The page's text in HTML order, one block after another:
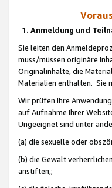
1. Anmeldung und
Sie leiten den
muss/müssen originäre
Originalinhalte, die
Materialien enthalten. Sie
Wir prüfen Ihre
auf Aufnahme Ihrer
Ungeeignet sind unter
(a) die sexuelle oder
(b) die Gewalt
anstiften,;